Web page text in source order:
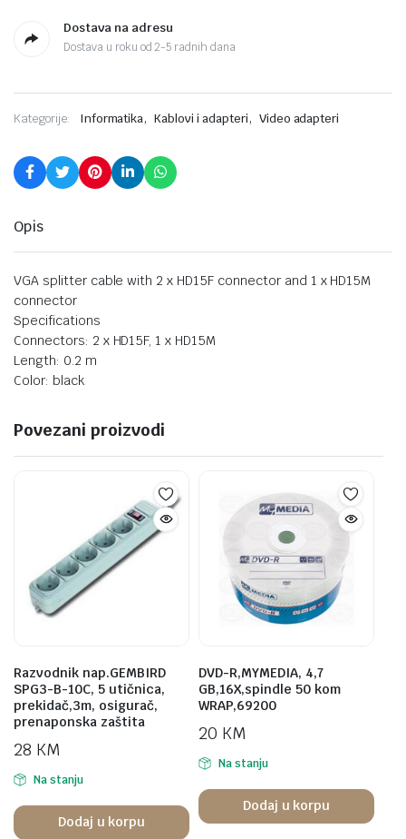
Dostava na adresu
Dostava u roku od 2-5 radnih dana
Kategorije: Informatika, Kablovi i adapteri, Video adapteri
Opis
VGA splitter cable with 2 x HD15F connector and 1 x HD15M
connector
Specifications
Connectors: 2 x HD15F, 1 x HD15M
Length: 0.2 m
Color: black
Povezani proizvodi
Razvodnik nap.GEMBIRD
SPG3-B-10C, 5 utičnica,
prekidač,3m, osigurač,
prenaponska zaštita
28 KM
Na stanju
Dodaj u korpu
DVD-R,MYMEDIA, 4,7
GB,16X,spindle 50 kom
WRAP,69200
20 KM
Na stanju
Dodaj u korpu